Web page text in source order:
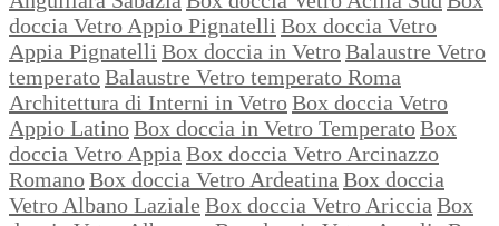
doccia Vetro Appio Pignatelli Box doccia Vetro
Appia Pignatelli Box doccia in VetroBalaustre Vetro
temperatoBalaustre Vetro temperato Roma
Architettura di Interni in VetroBox doccia Vetro
Appio LatinoBox doccia in Vetro TemperatoBox
doccia Vetro Appia Box doccia Vetro Arcinazzo
RomanoBox doccia Vetro Ardeatina Box doccia
Vetro Albano Laziale Box doccia Vetro Ariccia Box